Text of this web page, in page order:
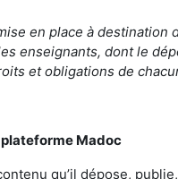
en place à destination
enseignants, dont le
et obligations de
Madoc
qu’il dépose,